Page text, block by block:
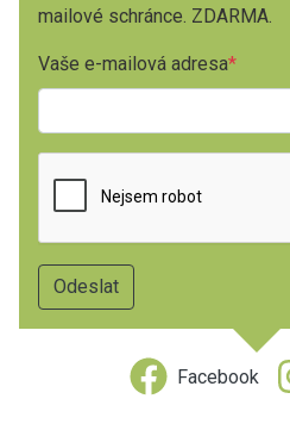
mailové schránce. ZDARMA.
Vaše e-mailová adresa
Facebook